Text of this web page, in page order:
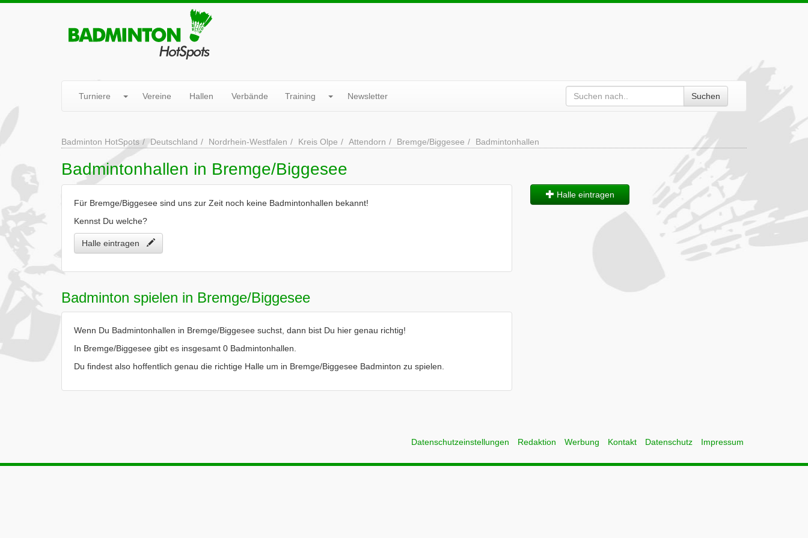
Turniere Vereine Hallen Verbände Training Newsletter Suchen
Badminton HotSpots Deutschland Nordrhein-Westfalen Kreis Olpe Attendorn Bremge/Biggesee Badmintonhallen
Badmintonhallen in Bremge/Biggesee
Für Bremge/Biggesee sind uns zur Zeit noch keine Badmintonhallen bekannt!
Kennst Du welche?
Halle eintragen
Badminton spielen in Bremge/Biggesee
Wenn Du Badmintonhallen in Bremge/Biggesee suchst, dann bist Du hier genau richtig!
In Bremge/Biggesee gibt es insgesamt 0 Badmintonhallen.
Du findest also hoffentlich genau die richtige Halle um in Bremge/Biggesee Badminton zu spielen.
Halle eintragen
Datenschutzeinstellungen Redaktion Werbung Kontakt Datenschutz Impressum